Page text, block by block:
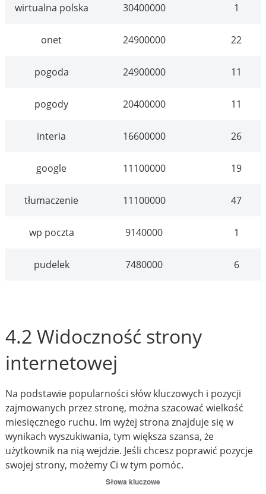
wirtualna polska 30400000 1
onet 24900000 22
pogoda 24900000 11
pogody 20400000 11
interia 16600000 26
google 11100000 19
tłumaczenie 11100000 47
wp poczta 9140000 1
pudelek 7480000 6
4.2 Widoczność strony
internetowej
Na podstawie popularności słów kluczowych i pozycji
zajmowanych przez stronę, można szacować wielkość
miesięcznego ruchu. Im wyżej strona znajduje się w
wynikach wyszukiwania, tym większa szansa, że
użytkownik na nią wejdzie. Jeśli chcesz poprawić pozycje
swojej strony, możemy Ci w tym pomóc.